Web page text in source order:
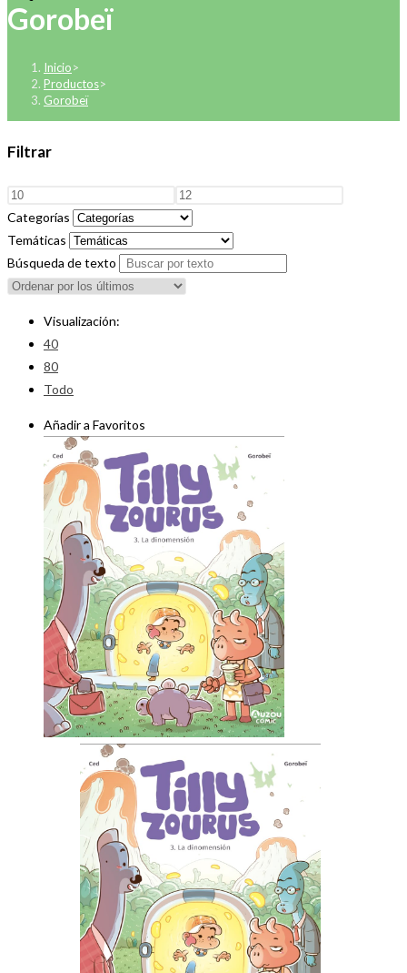
Gorobeï
Inicio>
Productos>
Gorobeï
Filtrar
Categorías
Temáticas
Búsqueda de texto
Visualización:
40
80
Todo
Añadir a Favoritos